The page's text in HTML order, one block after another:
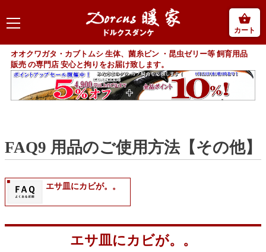
カート
オオクワガタ・カブトムシ 生体、菌糸ビン ・昆虫ゼリー等 飼育用品
販売 の専門店 安心と拘りをお届け致します。
FAQ9 用品のご使用方法【その他】
エサ皿にカビが。。
エサ皿にカビが。。